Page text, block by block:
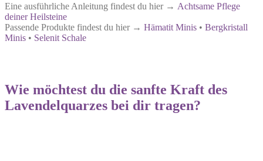
Eine ausführliche Anleitung findest du hier → Achtsame Pflege
deiner Heilsteine
Passende Produkte findest du hier → Hämatit Minis • Bergkristall
Minis • Selenit Schale
Wie möchtest du die sanfte Kraft des
Lavendelquarzes bei dir tragen?